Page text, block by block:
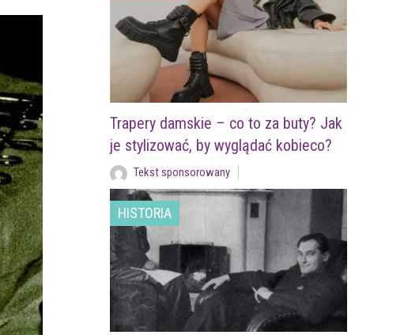
Trapery damskie – co to za buty? Jak
je stylizować, by wyglądać kobieco?
Tekst sponsorowany
HISTORIA